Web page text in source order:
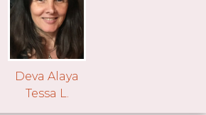
Deva Alaya
Tessa L.